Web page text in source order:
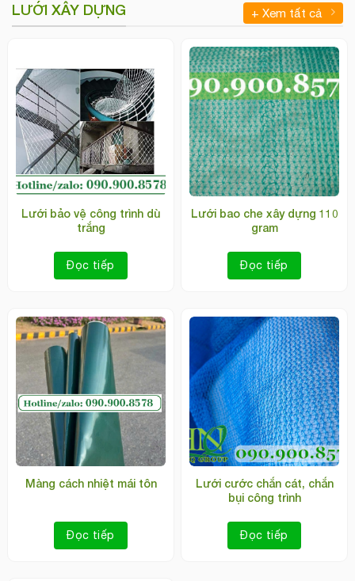
LƯỚI XÂY DỰNG + Xem tất cả
Lưới bảo vệ công trình dù
trắng
Đọc tiếp
Lưới bao che xây dựng 110
gram
Đọc tiếp
Màng cách nhiệt mái tôn
Đọc tiếp
Lưới cước chắn cát, chắn
bụi công trình
Đọc tiếp